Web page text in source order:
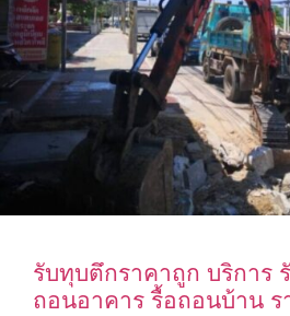
รับทุบตึกราคาถูก บริการ
ถอนอาคาร รื้อถอนบ้าน ร